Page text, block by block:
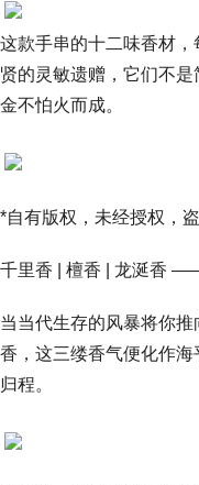
这款手串的十二味香材
贤的灵敏遗赠，它们不
金不怕火而成。
*自有版权，未经授权，
千里香 | 檀香 | 龙涎香
当当代生存的风暴将你
香，这三缕香气便化作
归程。